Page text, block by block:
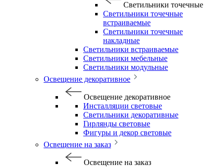
Светильники точечные
Светильники точечные
встраиваемые
Светильники точечные
накладные
Светильники встраиваемые
Светильники мебельные
Светильники модульные
Освещение декоративное
Освещение декоративное
Инсталляции световые
Светильники декоративные
Гирлянды световые
Фигуры и декор световые
Освещение на заказ
Освещение на заказ